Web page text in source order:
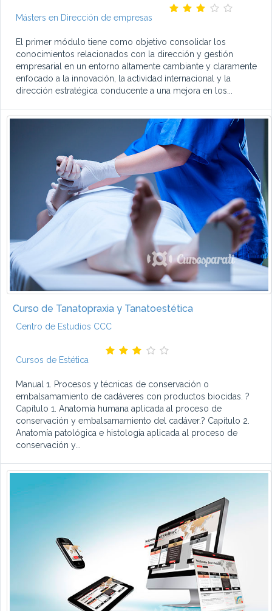
Másters en Dirección de empresas
El primer módulo tiene como objetivo consolidar los
conocimientos relacionados con la dirección y gestión
empresarial en un entorno altamente cambiante y claramente
enfocado a la innovación, la actividad internacional y la
dirección estratégica conducente a una mejora en los...
Curso de Tanatopraxia y Tanatoestética
Centro de Estudios CCC
Cursos de Estética
Manual 1. Procesos y técnicas de conservación o
embalsamamiento de cadáveres con productos biocidas. ?
Capítulo 1. Anatomía humana aplicada al proceso de
conservación y embalsamamiento del cadáver.? Capítulo 2.
Anatomía patológica e histología aplicada al proceso de
conservación y...